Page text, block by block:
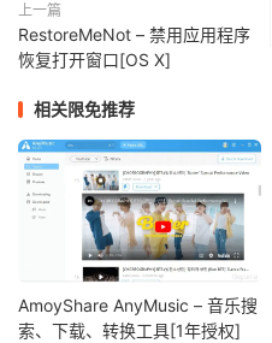
上一篇
RestoreMeNot – 禁用应用程序
恢复打开窗口[OS X]
相关限免推荐
AmoyShare AnyMusic – 音乐搜
索、下载、转换工具[1年授权]